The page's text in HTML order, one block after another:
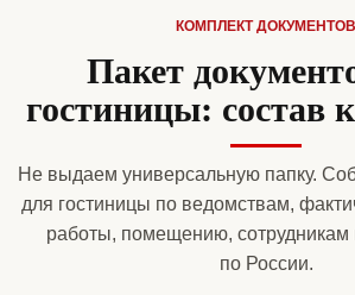
КОМПЛЕКТ ДОКУМЕНТОВ
Пакет
гостиницы: состав
Не выдаем универсальную папку.
для гостиницы по ведомствам,
работы, помещению, сотрудникам
по России.